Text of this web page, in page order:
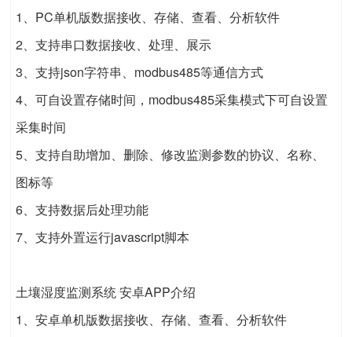
1、PC单机版数据接收、存储、查看、分析软件
2、支持串口数据接收、处理、展示
3、支持json字符串、modbus485等通信方式
4、可自设置存储时间，modbus485采集模式下可自设置
采集时间
5、支持自助增加、删除、修改监测参数的协议、名称、
图标等
6、支持数据后处理功能
7、支持外置运行javascript脚本
土壤湿度监测系统 安卓APP介绍
1、安卓单机版数据接收、存储、查看、分析软件